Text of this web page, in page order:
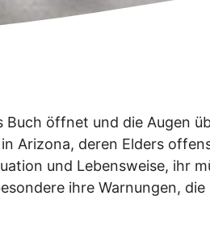
Buch öffnet und die Augen
Arizona, deren Elders
und Lebensweise, ihr
ihre Warnungen,